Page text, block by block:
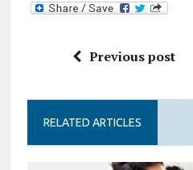
Previous post
RELATED ARTICLES